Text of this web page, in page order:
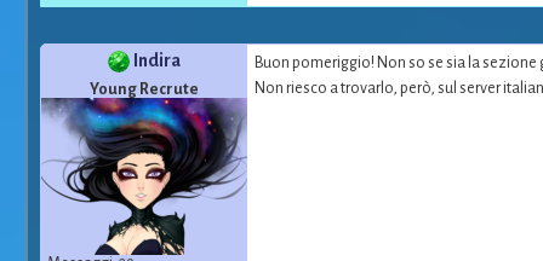
Indira
Young Recrute
Buon pomeriggio! Non so se sia la
Non riesco a trovarlo, però, sul server